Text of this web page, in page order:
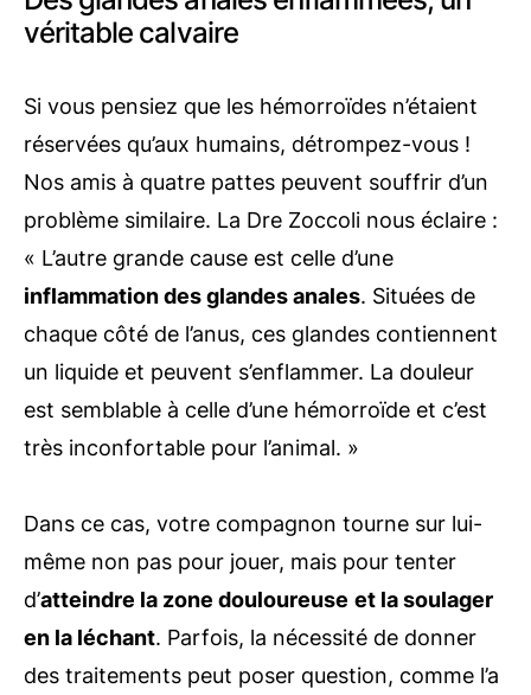
véritable calvaire
Si vous pensiez que les hémorroïdes n’étaient
réservées qu’aux humains, détrompez-vous !
Nos amis à quatre pattes peuvent souffrir d’un
problème similaire. La Dre Zoccoli nous éclaire :
« L’autre grande cause est celle d’une
inflammation des glandes anales. Situées de
chaque côté de l’anus, ces glandes contiennent
un liquide et peuvent s’enflammer. La douleur
est semblable à celle d’une hémorroïde et c’est
très inconfortable pour l’animal. »
Dans ce cas, votre compagnon tourne sur lui-
même non pas pour jouer, mais pour tenter
d’atteindre la zone douloureuse et la soulager
en la léchant. Parfois, la nécessité de donner
des traitements peut poser question, comme l’a